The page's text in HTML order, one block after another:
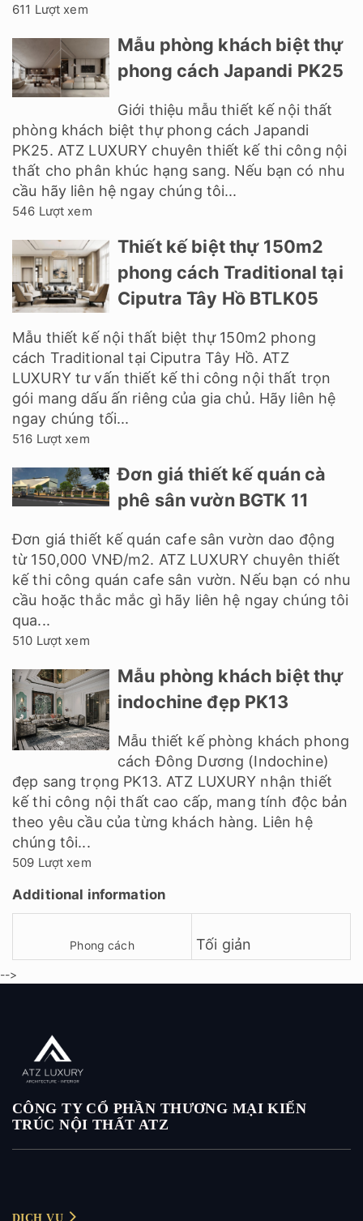
611 Lượt xem
Mẫu phòng khách biệt thự
phong cách Japandi PK25
Giới thiệu mẫu thiết kế nội thất
phòng khách biệt thự phong cách Japandi
PK25. ATZ LUXURY chuyên thiết kế thi công nội
thất cho phân khúc hạng sang. Nếu bạn có nhu
cầu hãy liên hệ ngay chúng tôi...
546 Lượt xem
Thiết kế biệt thự 150m2
phong cách Traditional tại
Ciputra Tây Hồ BTLK05
Mẫu thiết kế nội thất biệt thự 150m2 phong
cách Traditional tại Ciputra Tây Hồ. ATZ
LUXURY tư vấn thiết kế thi công nội thất trọn
gói mang dấu ấn riêng của gia chủ. Hãy liên hệ
ngay chúng tối...
516 Lượt xem
Đơn giá thiết kế quán cà
phê sân vườn BGTK 11
Đơn giá thiết kế quán cafe sân vườn dao động
từ 150,000 VNĐ/m2. ATZ LUXURY chuyên thiết
kế thi công quán cafe sân vườn. Nếu bạn có nhu
cầu hoặc thắc mắc gì hãy liên hệ ngay chúng tôi
qua...
510 Lượt xem
Mẫu phòng khách biệt thự
indochine đẹp PK13
Mẫu thiết kế phòng khách phong
cách Đông Dương (Indochine)
đẹp sang trọng PK13. ATZ LUXURY nhận thiết
kế thi công nội thất cao cấp, mang tính độc bản
theo yêu cầu của từng khách hàng. Liên hệ
chúng tôi...
509 Lượt xem
Additional information
Phong cách Tối giản
-->
CÔNG TY CỔ PHẦN THƯƠNG MẠI KIẾN
TRÚC NỘI THẤT ATZ
DỊCH VỤ